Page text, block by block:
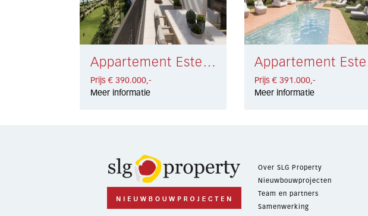
Appartement Estepona € 390.000,-
Prijs € 390.000,-
Meer informatie
Prijs € 391.000,-
Meer informatie
Over SLG Property
Nieuwbouwprojecten
Team en partners
Samenwerking